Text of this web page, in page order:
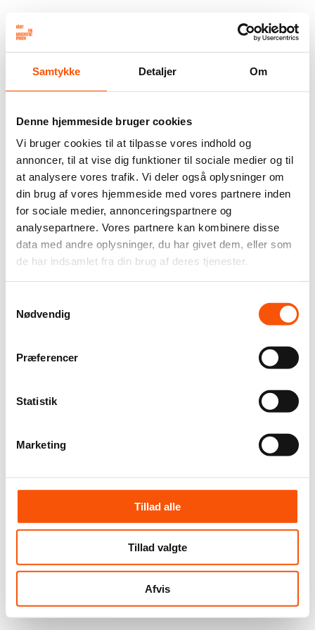
Samtykke Detaljer Om
Denne hjemmeside bruger cookies
Vi bruger cookies til at tilpasse vores indhold og
annoncer, til at vise dig funktioner til sociale medier og til
at analysere vores trafik. Vi deler også oplysninger om
din brug af vores hjemmeside med vores partnere inden
for sociale medier, annonceringspartnere og
analysepartnere. Vores partnere kan kombinere disse
data med andre oplysninger, du har givet dem, eller som
de har indsamlet fra din brug af deres tjenester.
Nødvendig
Præferencer
Statistik
Marketing
Tillad alle
Tillad valgte
Afvis